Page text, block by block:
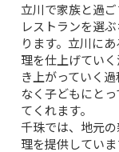
立川で家族と過
レストランを選ぶ
ります。立川に
理を仕上げてい
き上がっていく
なく子どもにと
てくれます。
千珠では、地元
理を提供してい